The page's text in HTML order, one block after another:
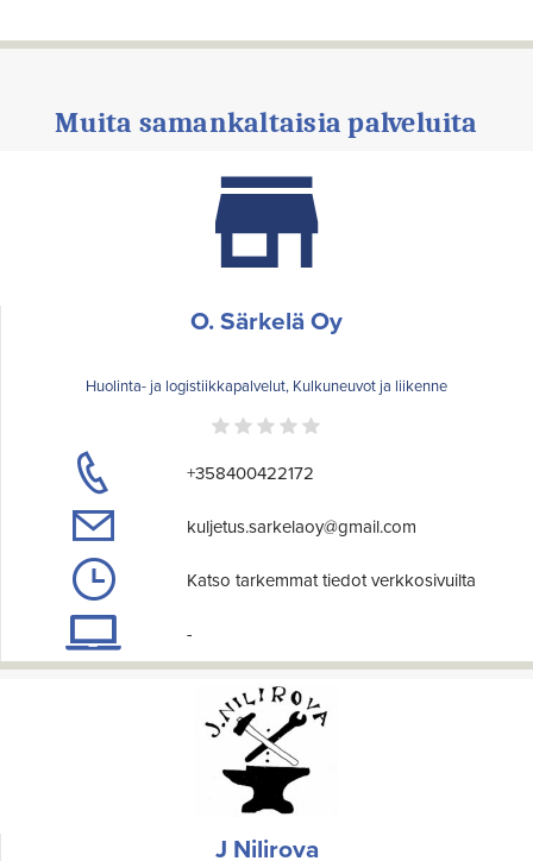
Muita samankaltaisia palveluita
O. Särkelä Oy
Huolinta- ja logistiikkapalvelut, Kulkuneuvot ja liikenne
+358400422172
kuljetus.sarkelaoy@gmail.com
Katso tarkemmat tiedot verkkosivuilta
-
J Nilirova